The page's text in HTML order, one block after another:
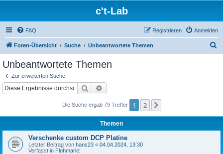
c't-Lab
FAQ Anmelden
Registrieren
Foren-Übersicht Suche Unbeantwortete Themen
Unbeantwortete Themen
Zur erweiterten Suche
Suche
Die Suche ergab 79 Treffer 1 2
Themen
Verschenke custom DCP Platine
Letzter Beitrag von hans23 « 04.04.2024, 13:30
Verfasst in Flohmarkt